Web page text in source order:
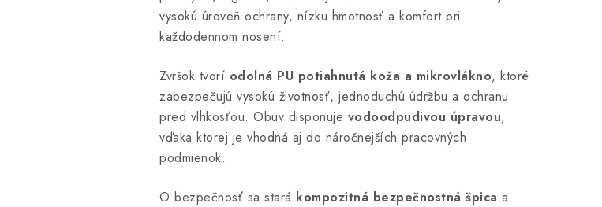
vysokú úroveň ochrany, nízku hmotnosť a komfort pri
každodennom nosení.
Zvršok tvorí odolná PU potiahnutá koža a mikrovlákno, ktoré
zabezpečujú vysokú životnosť, jednoduchú údržbu a ochranu
pred vlhkosťou. Obuv disponuje vodoodpudivou úpravou,
vďaka ktorej je vhodná aj do náročnejších pracovných
podmienok.
O bezpečnosť sa stará kompozitná bezpečnostná špica a